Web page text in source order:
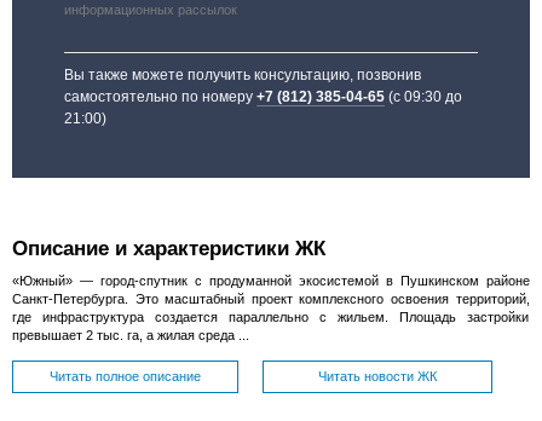
информационных рассылок
Вы также можете получить консультацию, позвонив
самостоятельно по номеру+7 (812) 385-04-65 (с 09:30 до
21:00)
Описание и характеристики ЖК
«Южный» — город-спутник с продуманной экосистемой в Пушкинском районе
Санкт-Петербурга. Это масштабный проект комплексного освоения территорий,
где инфраструктура создается параллельно с жильем. Площадь застройки
превышает 2 тыс. га, а жилая среда ...
Читать полное описание Читать новости ЖК